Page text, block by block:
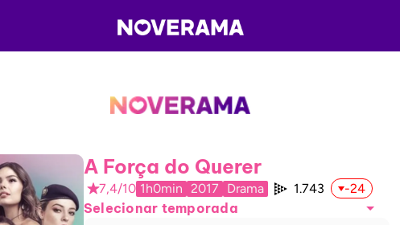
A Força do Querer
7,4/10 1h0min 2017 Drama 1.743 -24
Selecionar temporada